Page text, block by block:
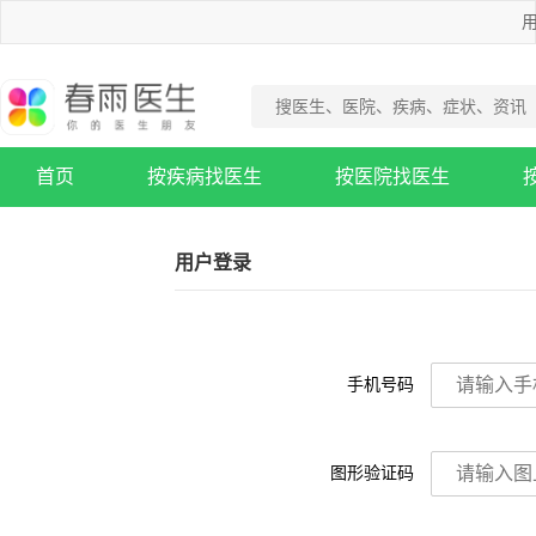
首页 按疾病找医生 按医院找医生
用户登录
手机号码
图形验证码